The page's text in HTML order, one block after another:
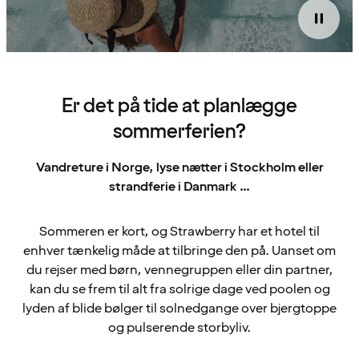
Er det på tide at planlægge
sommerferien?
Vandreture i Norge, lyse nætter i Stockholm eller
strandferie i Danmark ...
Sommeren er kort, og Strawberry har et hotel til
enhver tænkelig måde at tilbringe den på. Uanset om
du rejser med børn, vennegruppen eller din partner,
kan du se frem til alt fra solrige dage ved poolen og
lyden af blide bølger til solnedgange over bjergtoppe
og pulserende storbyliv.